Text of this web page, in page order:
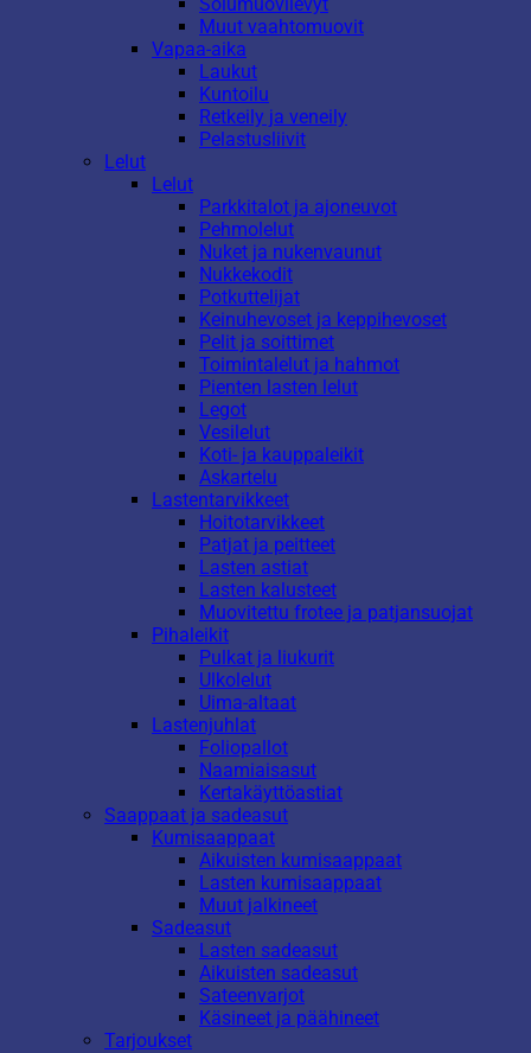
Muut vaahtomuovit
Vapaa-aika
Laukut
Kuntoilu
Retkeily ja veneily
Pelastusliivit
Lelut
Lelut
Parkkitalot ja ajoneuvot
Pehmolelut
Nuket ja nukenvaunut
Nukkekodit
Potkuttelijat
Keinuhevoset ja keppihevoset
Pelit ja soittimet
Toimintalelut ja hahmot
Pienten lasten lelut
Legot
Vesilelut
Koti- ja kauppaleikit
Askartelu
Lastentarvikkeet
Hoitotarvikkeet
Patjat ja peitteet
Lasten astiat
Lasten kalusteet
Muovitettu frotee ja patjansuojat
Pihaleikit
Pulkat ja liukurit
Ulkolelut
Uima-altaat
Lastenjuhlat
Foliopallot
Naamiaisasut
Kertakäyttöastiat
Saappaat ja sadeasut
Kumisaappaat
Aikuisten kumisaappaat
Lasten kumisaappaat
Muut jalkineet
Sadeasut
Lasten sadeasut
Aikuisten sadeasut
Sateenvarjot
Käsineet ja päähineet
Tarjoukset